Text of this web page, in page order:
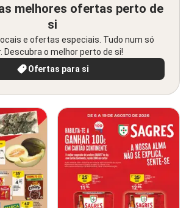
melhores ofertas perto de
si
e ofertas especiais. Tudo num só
Descubra o melhor perto de si!
Ofertas para si